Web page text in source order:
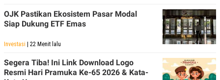
OJK Pastikan Ekosistem Pasar Modal
Siap Dukung ETF Emas
Investasi | 22 Menit lalu
Segera Tiba! Ini Link Download Logo
Resmi Hari Pramuka Ke-65 2026 & Kata-